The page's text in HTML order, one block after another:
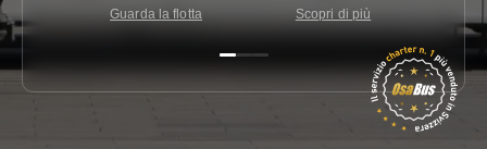
Guarda la flotta
Scopri di più